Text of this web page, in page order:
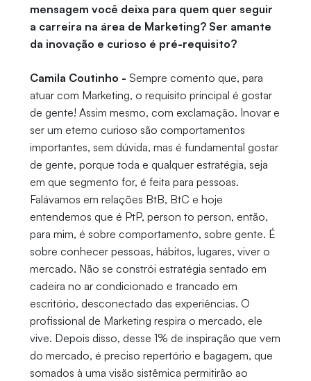
mensagem você deixa para quem quer seguir
a carreira na área de Marketing? Ser amante
da inovação e curioso é pré-requisito?
Camila Coutinho - Sempre comento que, para
atuar com Marketing, o requisito principal é gostar
de gente! Assim mesmo, com exclamação. Inovar e
ser um eterno curioso são comportamentos
importantes, sem dúvida, mas é fundamental gostar
de gente, porque toda e qualquer estratégia, seja
em que segmento for, é feita para pessoas.
Falávamos em relações BtB, BtC e hoje
entendemos que é PtP, person to person, então,
para mim, é sobre comportamento, sobre gente. É
sobre conhecer pessoas, hábitos, lugares, viver o
mercado. Não se constrói estratégia sentado em
cadeira no ar condicionado e trancado em
escritório, desconectado das experiências. O
profissional de Marketing respira o mercado, ele
vive. Depois disso, desse 1% de inspiração que vem
do mercado, é preciso repertório e bagagem, que
somados à uma visão sistêmica permitirão ao